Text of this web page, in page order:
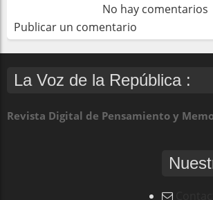
No hay comentarios
Publicar un comentario
La Voz de la República :
Revista Digital de Pensamiento y